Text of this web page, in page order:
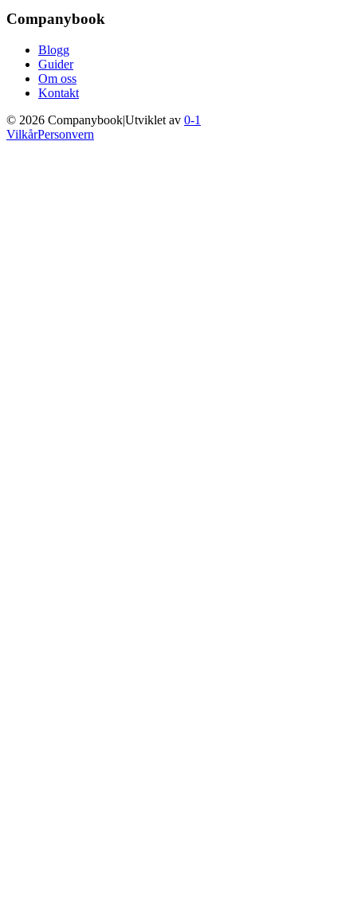
Companybook
Blogg
Guider
Om oss
Kontakt
© 2026 Companybook|Utviklet av 0-1
VilkårPersonvern